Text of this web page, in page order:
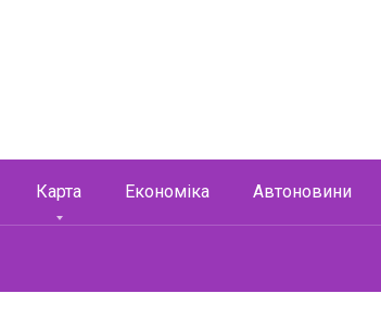
Карта Економіка Автоновини